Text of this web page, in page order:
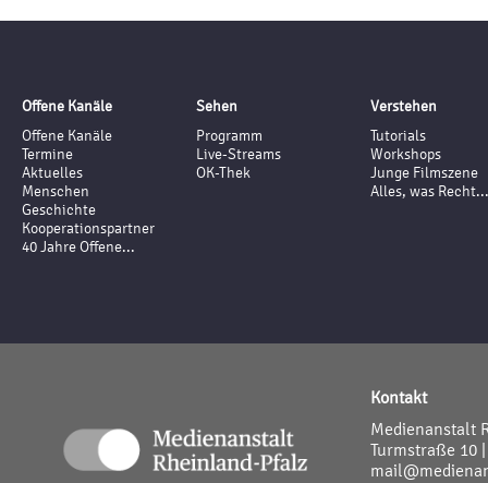
Offene Kanäle
Offene Kanäle
Termine
Aktuelles
Menschen
Geschichte
Kooperationspartner
40 Jahre Offene...
Sehen
Programm
Live-Streams
OK-Thek
Verstehen
Tutorials
Workshops
Junge Filmszene
Alles, was Recht...
Kontakt
Medienanstalt
Turmstraße 10